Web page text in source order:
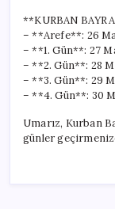
**KURBAN
– **Arefe**: 26
– **1. Gün**: 27
– **2. Gün**: 28
– **3. Gün**: 29
– **4. Gün**: 30
Umarız, Kurban
günler